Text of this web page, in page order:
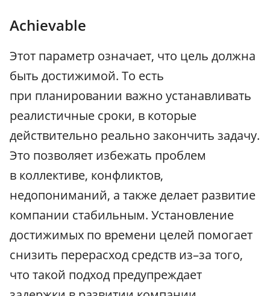
Achievable
Этот параметр означает, что цель должна
быть достижимой. То есть
при планировании важно устанавливать
реалистичные сроки, в которые
действительно реально закончить задачу.
Это позволяет избежать проблем
в коллективе, конфликтов,
недопониманий, а также делает развитие
компании стабильным. Установление
достижимых по времени целей помогает
снизить перерасход средств из–за того,
что такой подход предупреждает